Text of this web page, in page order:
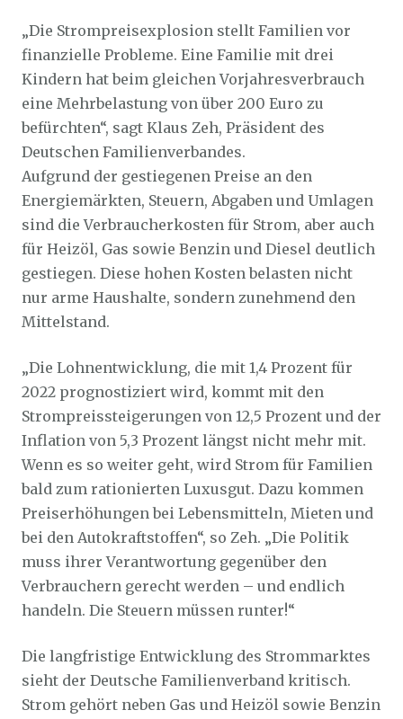
„Die Strompreisexplosion stellt Familien vor
finanzielle Probleme. Eine Familie mit drei
Kindern hat beim gleichen Vorjahresverbrauch
eine Mehrbelastung von über 200 Euro zu
befürchten“, sagt Klaus Zeh, Präsident des
Deutschen Familienverbandes.
Aufgrund der gestiegenen Preise an den
Energiemärkten, Steuern, Abgaben und Umlagen
sind die Verbraucherkosten für Strom, aber auch
für Heizöl, Gas sowie Benzin und Diesel deutlich
gestiegen. Diese hohen Kosten belasten nicht
nur arme Haushalte, sondern zunehmend den
Mittelstand.
„Die Lohnentwicklung, die mit 1,4 Prozent für
2022 prognostiziert wird, kommt mit den
Strompreissteigerungen von 12,5 Prozent und der
Inflation von 5,3 Prozent längst nicht mehr mit.
Wenn es so weiter geht, wird Strom für Familien
bald zum rationierten Luxusgut. Dazu kommen
Preiserhöhungen bei Lebensmitteln, Mieten und
bei den Autokraftstoffen“, so Zeh. „Die Politik
muss ihrer Verantwortung gegenüber den
Verbrauchern gerecht werden – und endlich
handeln. Die Steuern müssen runter!“
Die langfristige Entwicklung des Strommarktes
sieht der Deutsche Familienverband kritisch.
Strom gehört neben Gas und Heizöl sowie Benzin